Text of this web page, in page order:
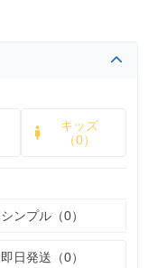
キッズ
（0）
シンプル（0）
即日発送（0）